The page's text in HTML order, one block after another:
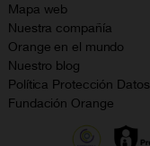
Mapa web
Nuestra compañía
Orange en el mundo
Nuestro blog
Política Protección Datos
Fundación Orange